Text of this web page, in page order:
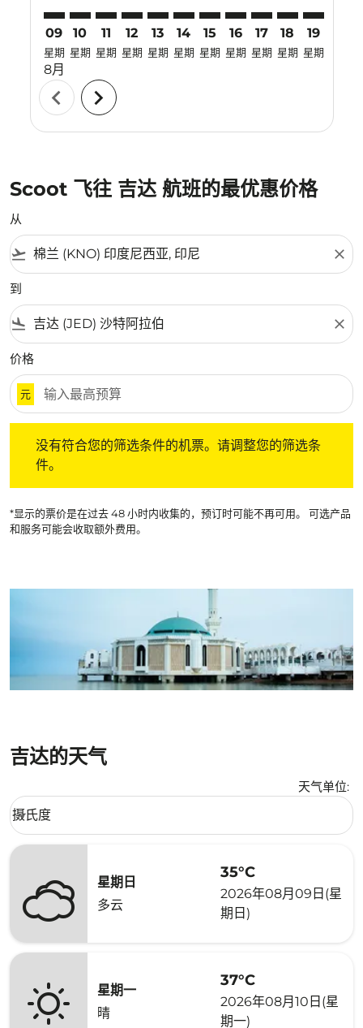
09
星期
8月
10
星期
11
星期
12
星期
13
星期
14
星期
15
星期
16
星期
17
星期
18
星期
19
星期
chevron_left chevron_right
Scoot 飞往 吉达 航班的最优惠价格
从
flight_takeoff close
到
flight_land close
价格
元
没有符合您的筛选条件的机票。请调整您的筛选条
件。
*显示的票价是在过去 48 小时内收集的，预订时可能不再可用。 可选产品
和服务可能会收取额外费用。
吉达的天气
天气单位:
Weather unit option 摄氏度 Selected
摄氏度
keyboard_arrow_down
星期日
多云
35°C
2026年08月09日(星
期日)
星期一
晴
37°C
2026年08月10日(星
期一)